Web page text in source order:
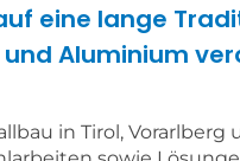
eine lange
und Aluminium
in Tirol, Vorarlberg